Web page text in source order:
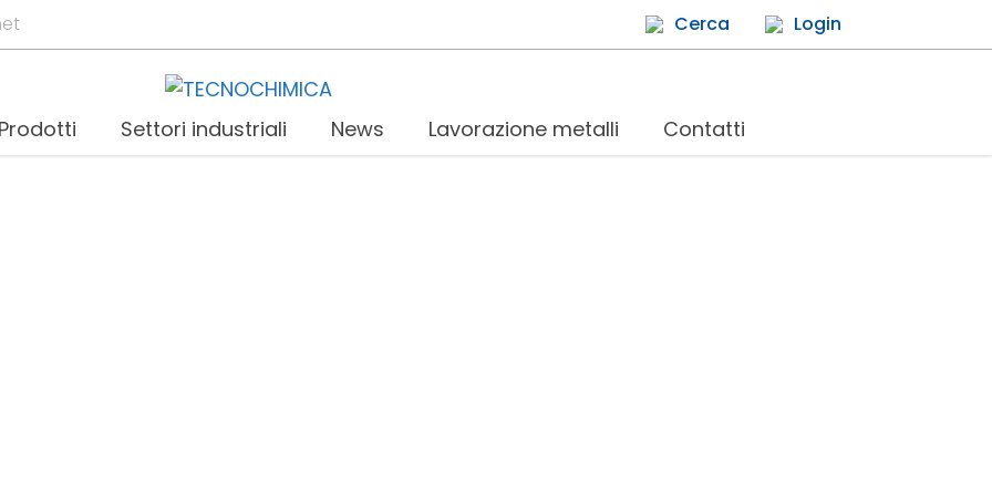
Cerca Login
Prodotti Settori industriali News Lavorazione metalli Contatti